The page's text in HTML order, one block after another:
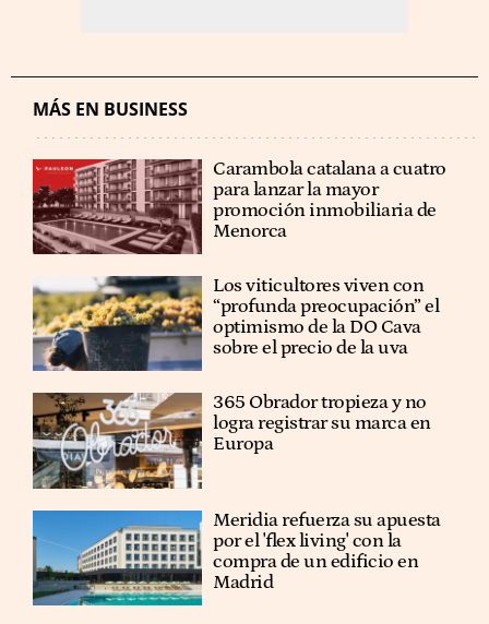
MÁS EN BUSINESS
Carambola catalana a cuatro
para lanzar la mayor
promoción inmobiliaria de
Menorca
Los viticultores viven con
“profunda preocupación” el
optimismo de la DO Cava
sobre el precio de la uva
365 Obrador tropieza y no
logra registrar su marca en
Europa
Meridia refuerza su apuesta
por el 'flex living' con la
compra de un edificio en
Madrid